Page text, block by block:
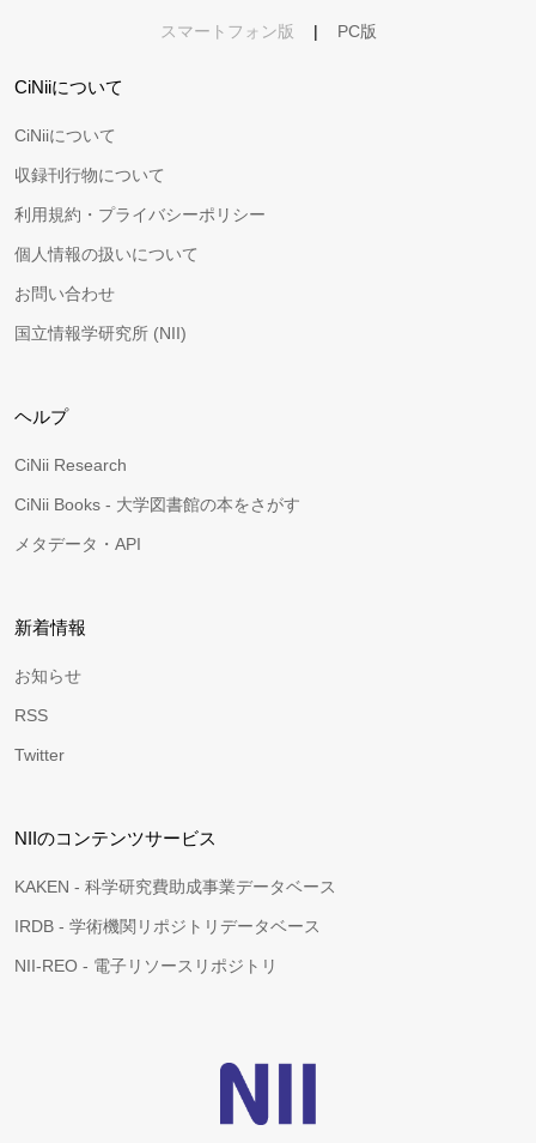
スマートフォン版 | PC版
CiNiiについて
CiNiiについて
収録刊行物について
利用規約・プライバシーポリシー
個人情報の扱いについて
お問い合わせ
国立情報学研究所 (NII)
ヘルプ
CiNii Research
CiNii Books - 大学図書館の本をさがす
メタデータ・API
新着情報
お知らせ
RSS
Twitter
NIIのコンテンツサービス
KAKEN - 科学研究費助成事業データベース
IRDB - 学術機関リポジトリデータベース
NII-REO - 電子リソースリポジトリ